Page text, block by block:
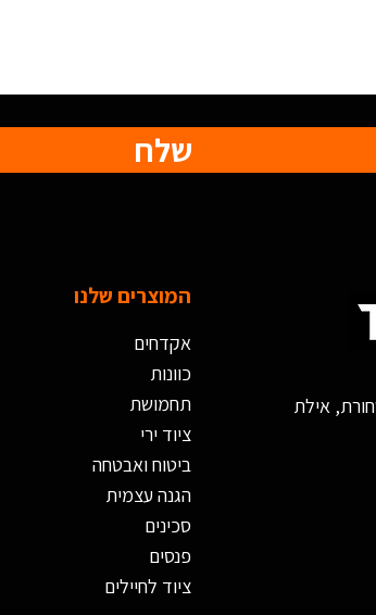
שלח
המוצרים שלנו
אקדחים
כוונות
תחמושת
ציוד ירי
ביטוח ואבטחה
הגנה עצמית
סכינים
פנסים
ציוד לחיילים